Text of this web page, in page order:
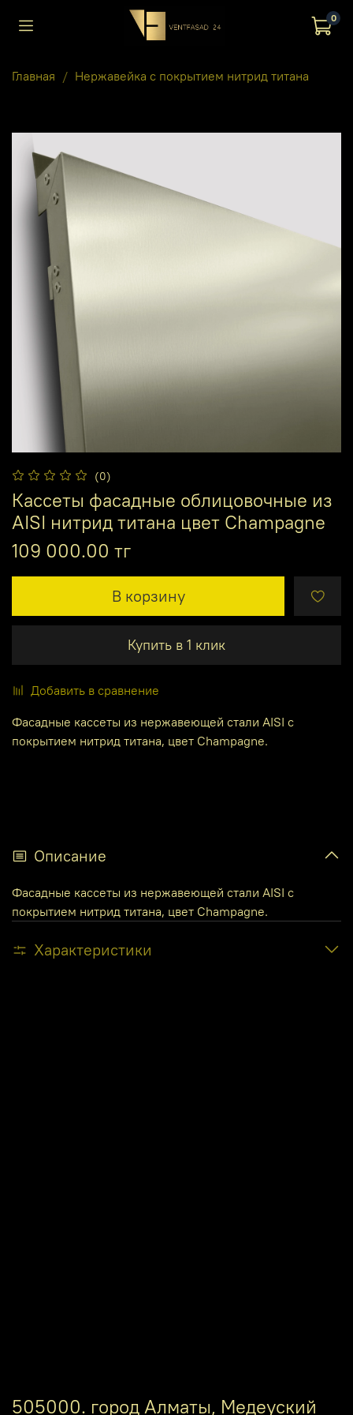
0
Главная Нержавейка с покрытием нитрид титана
(0)
Кассеты фасадные облицовочные из
AISI нитрид титана цвет Champagne
109 000.00 тг
В корзину
Купить в 1 клик
Добавить в сравнение
Фасадные кассеты из нержавеющей стали AISI с
покрытием нитрид титана, цвет Champagne.
Описание
Фасадные кассеты из нержавеющей стали AISI с
покрытием нитрид титана, цвет Champagne.
Характеристики
505000. город Алматы, Медеуский